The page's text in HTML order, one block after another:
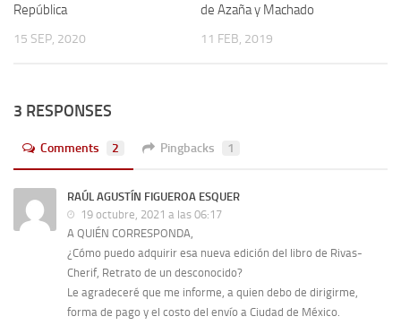
República
15 SEP, 2020
de Azaña y Machado
11 FEB, 2019
3 RESPONSES
Comments 2 Pingbacks 1
RAÚL AGUSTÍN FIGUEROA ESQUER
19 octubre, 2021 a las 06:17
A QUIÉN CORRESPONDA,
¿Cómo puedo adquirir esa nueva edición del libro de Rivas-
Cherif, Retrato de un desconocido?
Le agradeceré que me informe, a quien debo de dirigirme,
forma de pago y el costo del envío a Ciudad de México.